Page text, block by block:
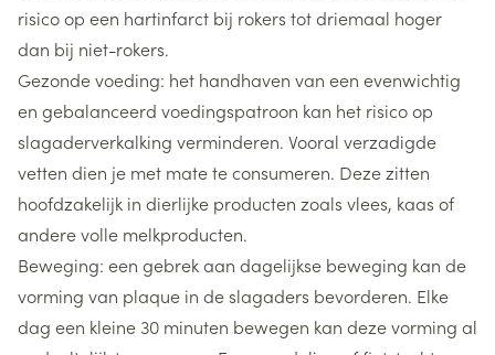
risico op een hartinfarct bij rokers tot driemaal hoger
dan bij niet-rokers.
Gezonde voeding: het handhaven van een evenwichtig
en gebalanceerd voedingspatroon kan het risico op
slagaderverkalking verminderen. Vooral verzadigde
vetten dien je met mate te consumeren. Deze zitten
hoofdzakelijk in dierlijke producten zoals vlees, kaas of
andere volle melkproducten.
Beweging: een gebrek aan dagelijkse beweging kan de
vorming van plaque in de slagaders bevorderen. Elke
dag een kleine 30 minuten bewegen kan deze vorming al